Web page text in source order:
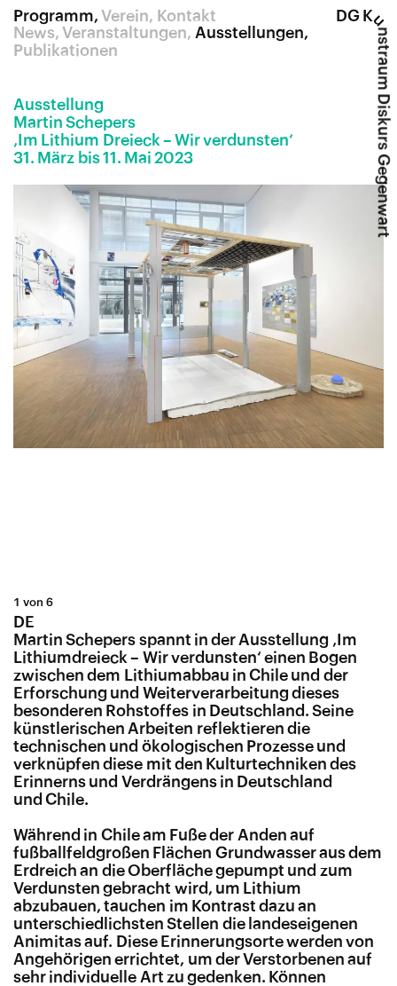
DG Ku
nstraum Diskurs Gegenwart
Programm
News Veranstaltungen
Ausstellungen
Publikationen
Verein Kontakt
Ausstellung
Martin Schepers
‚Im Lithium Dreieck – Wir verdunsten‘
31. März bis 11. Mai 2023
1 von 6
DE
Martin Schepers spannt in der Ausstellung ‚Im
Lithiumdreieck – Wir verdunsten‘ einen Bogen
zwischen dem Lithiumabbau in Chile und der
Erforschung und Weiterverarbeitung dieses
besonderen Rohstoffes in Deutschland. Seine
künstlerischen Arbeiten reflektieren die
technischen und ökologischen Prozesse und
verknüpfen diese mit den Kulturtechniken des
Erinnerns und Verdrängens in Deutschland
und Chile.
Während in Chile am Fuße der Anden auf
fußballfeldgroßen Flächen Grundwasser aus dem
Erdreich an die Oberfläche gepumpt und zum
Verdunsten gebracht wird, um Lithium
abzubauen, tauchen im Kontrast dazu an
unterschiedlichsten Stellen die landeseigenen
Animitas auf. Diese Erinnerungsorte werden von
Angehörigen errichtet, um der Verstorbenen auf
sehr individuelle Art zu gedenken. Können